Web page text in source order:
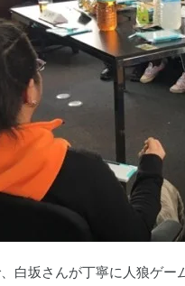
白坂さんが丁寧に人狼ゲ